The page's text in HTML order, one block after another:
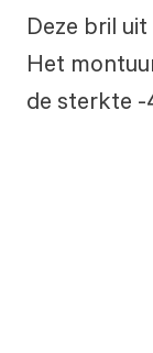
Deze bril
Het
de sterkte